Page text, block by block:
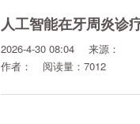
人工智能在牙周炎诊
2026-4-30 08:04
来源：
作者：
阅读量：7012